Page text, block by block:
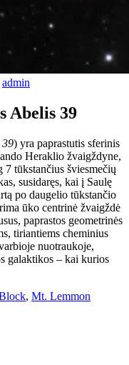
admin
Abelis 39
) yra paprastutis sferinis
Heraklio žvaigždyne,
tūkstančius šviesmečių
susidaręs, kai į Saulę
po daugelio tūkstančio
ūko centrinė žvaigždė
paprastos geometrinės
tiriantiems cheminius
nuotraukoje,
galaktikos – kai kurios
, Mt. Lemmon